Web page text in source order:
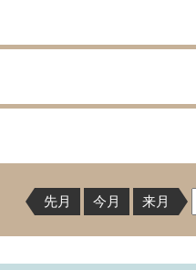
先月 今月 来月